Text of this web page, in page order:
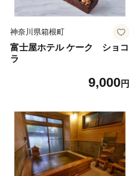
神奈川県箱根町
富士屋ホテル ケーク ショコ
ラ
9,000円